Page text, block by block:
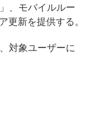
、モバイルルー
更新を提供する。
対象ユーザーに